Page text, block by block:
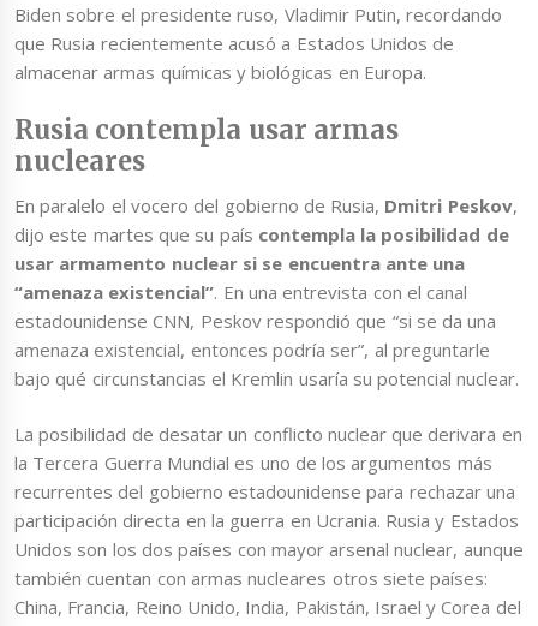
Biden sobre el presidente ruso, Vladimir Putin, recordando
que Rusia recientemente acusó a Estados Unidos de
almacenar armas químicas y biológicas en Europa.
Rusia contempla usar armas
nucleares
En paralelo el vocero del gobierno de Rusia, Dmitri Peskov,
dijo este martes que su país contempla la posibilidad de
usar armamento nuclear si se encuentra ante una
“amenaza existencial”. En una entrevista con el canal
estadounidense CNN, Peskov respondió que “si se da una
amenaza existencial, entonces podría ser”, al preguntarle
bajo qué circunstancias el Kremlin usaría su potencial nuclear.
La posibilidad de desatar un conflicto nuclear que derivara en
la Tercera Guerra Mundial es uno de los argumentos más
recurrentes del gobierno estadounidense para rechazar una
participación directa en la guerra en Ucrania. Rusia y Estados
Unidos son los dos países con mayor arsenal nuclear, aunque
también cuentan con armas nucleares otros siete países:
China, Francia, Reino Unido, India, Pakistán, Israel y Corea del